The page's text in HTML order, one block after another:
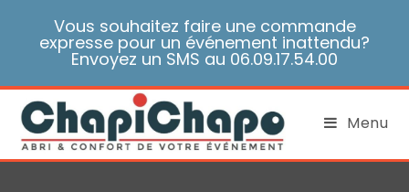
Vous souhaitez faire une commande
expresse pour un événement inattendu?
Envoyez un SMS au 06.09.17.54.00
Menu